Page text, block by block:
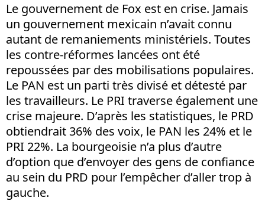
Le gouvernement de Fox est en crise. Jamais
un gouvernement mexicain n’avait connu
autant de remaniements ministériels. Toutes
les contre-réformes lancées ont été
repoussées par des mobilisations populaires.
Le PAN est un parti très divisé et détesté par
les travailleurs. Le PRI traverse également une
crise majeure. D’après les statistiques, le PRD
obtiendrait 36% des voix, le PAN les 24% et le
PRI 22%. La bourgeoisie n’a plus d’autre
d’option que d’envoyer des gens de confiance
au sein du PRD pour l’empêcher d’aller trop à
gauche.